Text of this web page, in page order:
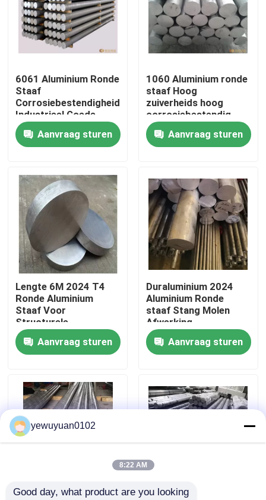
Producten
Videos
VR-show
Ongeveer ons
Fabrieksreis
Kwaliteitscontrole
Contacteer ons
Gevallen
6061 Aluminium Ronde
Staaf
Corrosiebestendigheid
Industrieel Goede
Prestaties
Aanvraag sturen
1060 Aluminium ronde
staaf Hoog
zuiverheids hoog
corrosiebestendig
decoratie
Aanvraag sturen
Lengte 6M 2024 T4
Ronde Aluminium
Staaf Voor
Structurele
Onderdelen van
Vliegtuigen
Aanvraag sturen
Duraluminium 2024
Aluminium Ronde
staaf Stang Molen
Afwerking
Oppervlaktebehandeling
Buitendeurs 100 mm
Aanvraag sturen
Industrie 2024 6061 T6 Solid
yewuyuan0102
8:22 AM
Good day, what product are you looking